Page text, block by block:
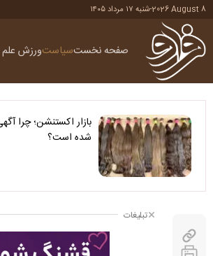
2026 August 8
-شنبه ۱۷ مرداد ۱۴۰۵
صفحه نخستسیاستورزش
بازار اکستنشن؛ چرا
شده است؟
تبلیغات